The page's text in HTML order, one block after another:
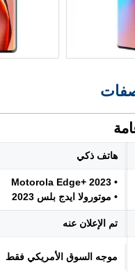
هاتف ذكي
• Motorola Edge+ 2023
• موتورولا ايدج بلس 2023
تم الإعلان عنه
موجه السوق الأمريكي فقط